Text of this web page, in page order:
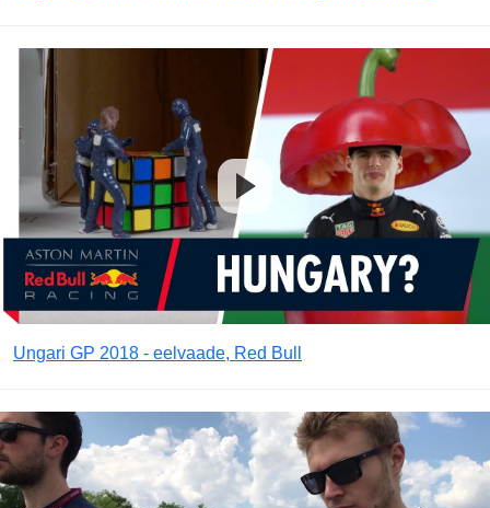
Ungari GP 2018 - eelvaade, Red Bull